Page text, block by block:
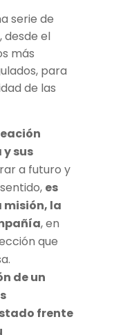
serie de
el
más
para
de las
sus
a futuro y
es
la
, en
que
de un
frente